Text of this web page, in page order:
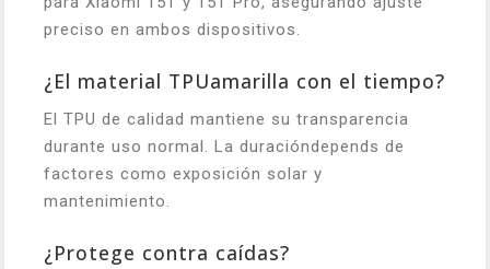
preciso en ambos dispositivos.
¿El material TPUamarilla con el tiempo?
El TPU de calidad mantiene su transparencia
durante uso normal. La duracióndepends de
factores como exposición solar y
mantenimiento.
¿Protege contra caídas?